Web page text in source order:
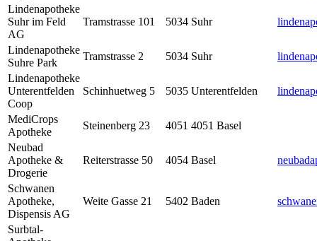
Lindenapotheke
Suhr im Feld
AG
Tramstrasse 101 5034 Suhr
Lindenapotheke
Suhre Park
Tramstrasse 2 5034 Suhr
Lindenapotheke
Unterentfelden
Coop
Schinhuetweg 5 5035 Unterentfelden
MediCrops
Apotheke
Steinenberg 23 4051 4051 Basel
Neubad
Apotheke &
Drogerie
Reiterstrasse 50 4054 Basel
Schwanen
Apotheke,
Dispensis AG
Weite Gasse 21 5402 Baden
Surbtal-